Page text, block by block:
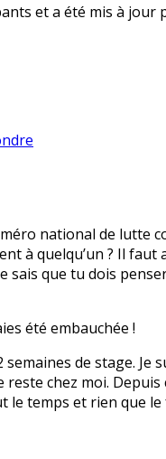
et a été mis à
national de
à quelqu’un ? Il
sais que tu dois
été embauchée !
de stage.
chez moi.
temps et rien que